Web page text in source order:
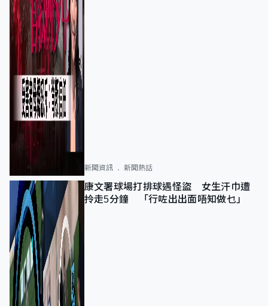
新聞資訊 新聞熱話
康文署球場打排球遇怪盜 女生汗巾遭
拎走5分鐘 「行咗出出面唔知做乜」